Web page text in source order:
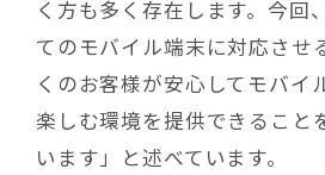
く方も多く存在します。今回
てのモバイル端末に対応させ
くのお客様が安心してモバイ
楽しむ環境を提供できること
います」と述べています。